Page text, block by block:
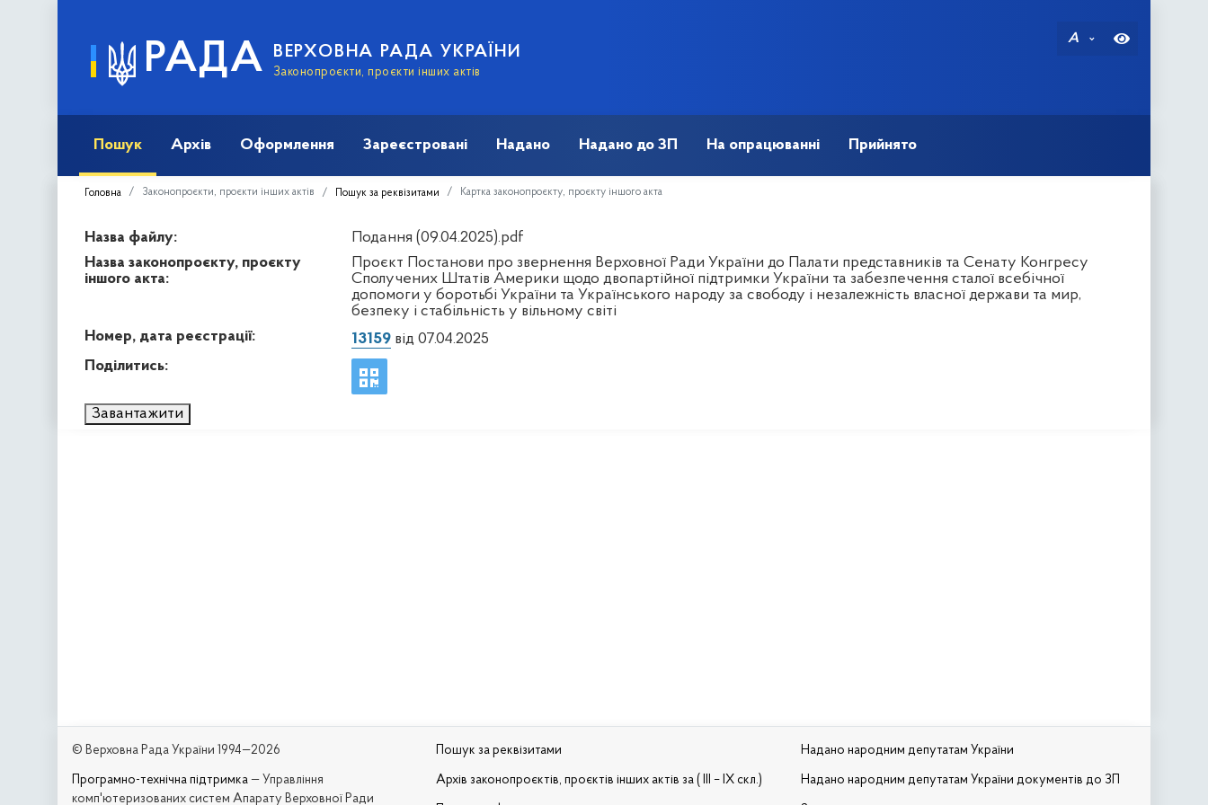
РАДА ВЕРХОВНА РАДА УКРАЇНИ
Законопроєкти, проєкти інших актів
A
Пошук Архів Оформлення Зареєстровані Надано Надано до ЗП На опрацюванні Прийнято
Головна Законопроєкти, проєкти інших актів Пошук за реквізитами Картка законопроєкту, проєкту іншого акта
Назва файлу:
Подання (09.04.2025).pdf
Назва законопроєкту, проєкту
іншого акта:
Проєкт Постанови про звернення Верховної Ради України до Палати представників та Сенату Конгресу
Сполучених Штатів Америки щодо двопартійної підтримки України та забезпечення сталої всебічної
допомоги у боротьбі України та Українського народу за свободу і незалежність власної держави та мир,
безпеку і стабільність у вільному світі
Номер, дата реєстрації:
13159від 07.04.2025
Поділитись:
Завантажити
© Верховна Рада України 1994—2026
Програмно-технічна підтримка — Управління
комп'ютеризованих систем Апарату Верховної Ради
Пошук за реквізитами
Архів законопроєктів, проєктів інших актів за ( III – IX скл.)
Надано народним депутатам України
Надано народним депутатам України документів до ЗП